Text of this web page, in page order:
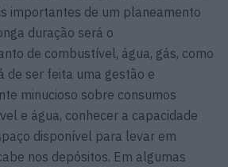
importantes de um planeamento
duração será o
de combustível, água, gás, como
de ser feita uma gestão e
minucioso sobre consumos
e água, conhecer a capacidade
disponível para levar em
nos depósitos. Em algumas